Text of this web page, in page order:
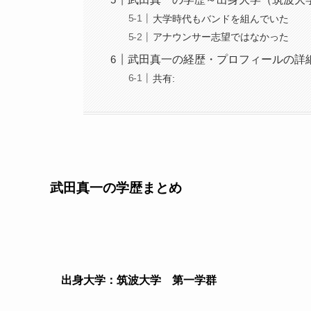
大学時代もバンドを組んでいた
アナウンサー志望ではなかった
武田真一の経歴・プロフィールの詳
共有:
武田真一の学歴まとめ
出身大学：筑波大学 第一学群